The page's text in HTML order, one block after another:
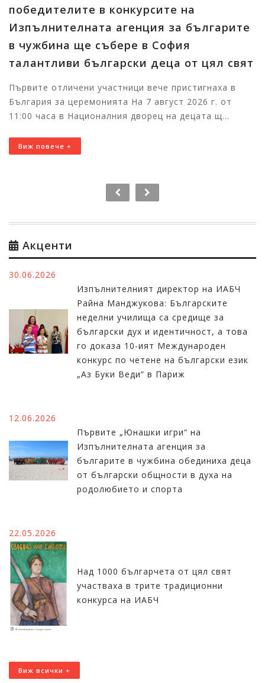
победителите в конкурсите на
Изпълнителната агенция за българите
в чужбина ще събере в София
талантливи български деца от цял свят
Първите отличени участници вече пристигнаха в
България за церемонията На 7 август 2026 г. от
11:00 часа в Националния дворец на децата щ...
Виж повече +
Акценти
30.06.2026
Изпълнителният директор на ИАБЧ
Райна Манджукова: Българските
неделни училища са средище за
български дух и идентичност, а това
го доказа 10-ият Международен
конкурс по четене на български език
„Аз Буки Веди“ в Париж
12.06.2026
Първите „Юнашки игри“ на
Изпълнителната агенция за
българите в чужбина обединиха деца
от български общности в духа на
родолюбието и спорта
22.05.2026
Над 1000 българчета от цял свят
участваха в трите традиционни
конкурса на ИАБЧ
Виж всички +